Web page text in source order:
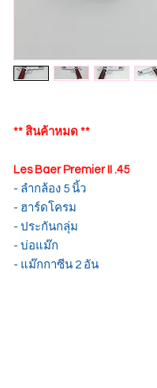
** สินค้าหมด **
Les Baer Premier II .45
- ลำกล้อง 5 นิ้ว
- ฮาร์ดโครม
- ประกันกลุ่ม
- บ่อแม๊ก
- แม๊กกาซีน 2 อัน